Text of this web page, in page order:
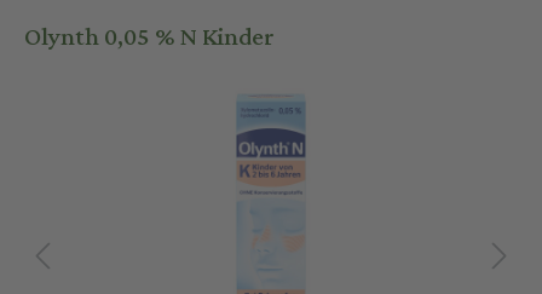
Olynth 0,05 % N Kinder